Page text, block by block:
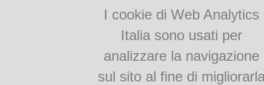
spagnuola, inglese,
Lingua: Italiano
Luogo di edizione: [Milano]
Editore: Francesco Pagnoni
Tipografo: Francesco
Data di edizione: [186.?]
I cookie di Web Analytics
Italia sono usati per
analizzare la navigazione
sul sito al fine di